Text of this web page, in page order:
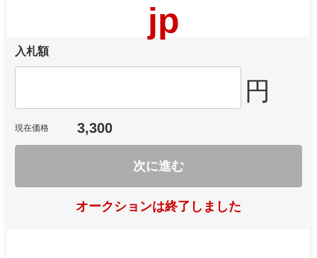
jp
入札額
円
現在価格 3,300
次に進む
オークションは終了しました